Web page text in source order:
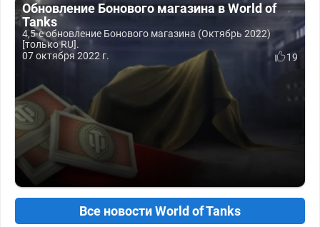
Обновление Бонового магазина в World of
Tanks
4,5-е обновление Бонового магазина (Октябрь 2022)
[только RU].
07 октября 2022 г.
19
Все новости World of Tanks